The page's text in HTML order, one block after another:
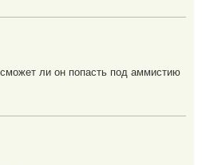
ли он попасть под аммистию